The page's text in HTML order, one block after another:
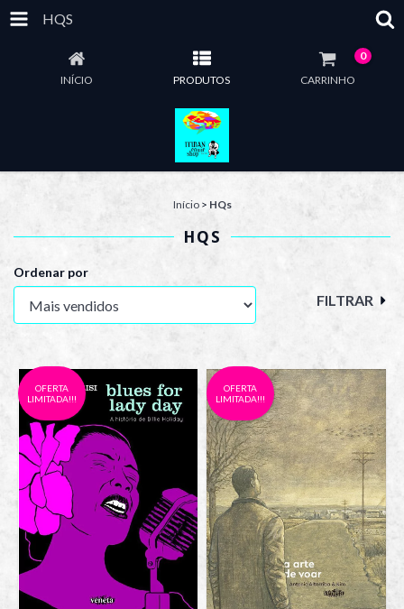
HQS
INÍCIO PRODUTOS CARRINHO
0
Início > HQs
HQS
Ordenar por
FILTRAR
OFERTA
LIMITADA!!!
OFERTA
LIMITADA!!!